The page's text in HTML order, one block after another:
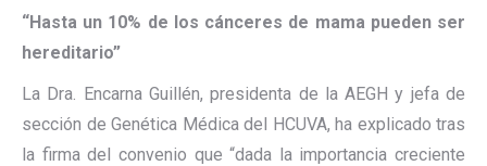
“Hasta un 10% de los cánceres de mama pueden ser
hereditario”
La Dra. Encarna Guillén, presidenta de la AEGH y jefa de
sección de Genética Médica del HCUVA, ha explicado tras
la firma del convenio que “dada la importancia creciente